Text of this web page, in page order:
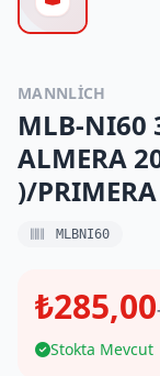
MANNLICH
MLB-NI60
ALMERA
)/
MLBNI60
₺285,00
Stokta Mevcut